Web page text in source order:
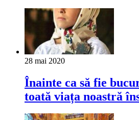
28 mai 2020
Înainte ca să fie
toată viața noastră